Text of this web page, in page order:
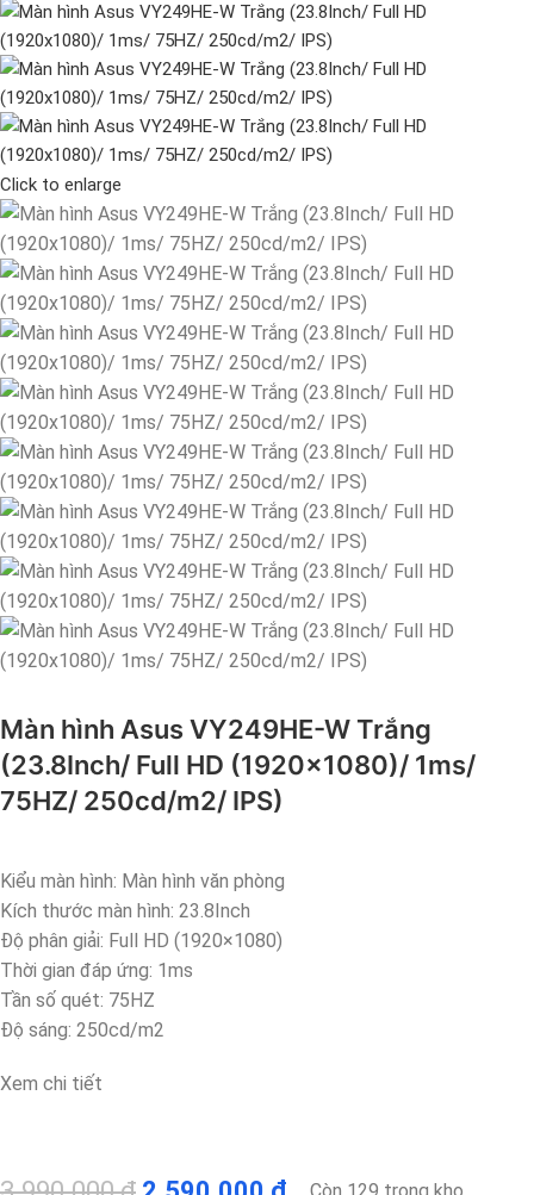
Click to enlarge
Màn hình Asus VY249HE-W Trắng
(23.8Inch/ Full HD (1920×1080)/ 1ms/
75HZ/ 250cd/m2/ IPS)
Kiểu màn hình: Màn hình văn phòng
Kích thước màn hình: 23.8Inch
Độ phân giải: Full HD (1920×1080)
Thời gian đáp ứng: 1ms
Tần số quét: 75HZ
Độ sáng: 250cd/m2
Xem chi tiết